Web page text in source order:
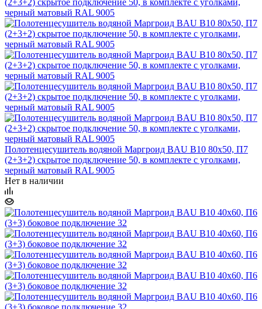
Полотенцесушитель водяной Маргроид BAU В10 80х50, П7
(2+3+2) скрытое подключение 50, в комплекте с уголками,
черный матовый RAL 9005
Нет в наличии